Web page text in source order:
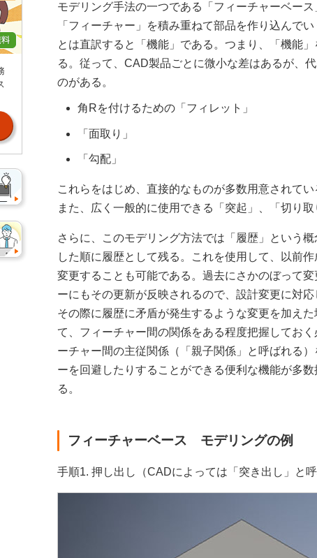
モデリング手法の一つである「フィーチャーベー
「フィーチャー」を積み重ねて部品を作り込んで
とは直訳すると「機能」である。つまり、「機能
る。従って、CAD製品ごとに微小な差はあるが、
のがある。
角Rを付けるための「フィレット」
「面取り」
「勾配」
これらをはじめ、直接的なものが多数用意されてい
また、広く一般的に使用できる「突起」、「切り取
さらに、このモデリング方法では「履歴」という
した順に履歴として残る。これを使用して、以前
変更することも可能である。過去にさかのぼって
ーにもその更新が反映されるので、設計変更に対
その際に履歴に矛盾が発生するような変更を加え
て、フィーチャー間の関係をある程度把握してお
ーチャー間の主従関係（「親子関係」と呼ばれる
ーを回避したりすることができる便利な機能が多
る。
フィーチャーベース モデリングの例
手順1. 押し出し（CADによっては「突き出し」と呼